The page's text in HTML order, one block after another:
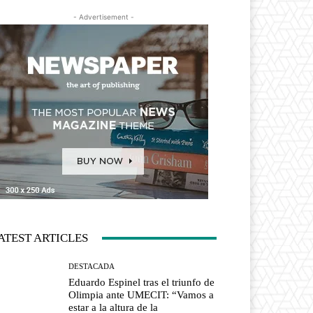
- Advertisement -
ARTICLES
DESTACADA
Eduardo Espinel tras el triunfo de
Olimpia ante UMECIT: “Vamos a
estar a la altura de la